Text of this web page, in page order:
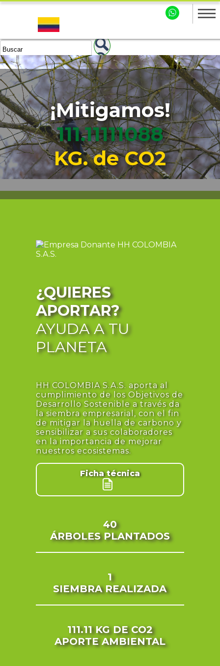
¡Mitigamos!
111.11111090
KG. de CO2
¿QUIERES
APORTAR?
AYUDA A TU
PLANETA
HH COLOMBIA S.A.S. aporta al
cumplimiento de los Objetivos de
Desarrollo Sostenible a través da
la siembra empresarial, con el fin
de mitigar la huella de carbono y
sensibilizar a sus colaboradores
en la importancia de mejorar
nuestros ecosistemas.
Ficha técnica
40
ÁRBOLES PLANTADOS
1
SIEMBRA REALIZADA
111.11 KGDE CO2
APORTE AMBIENTAL